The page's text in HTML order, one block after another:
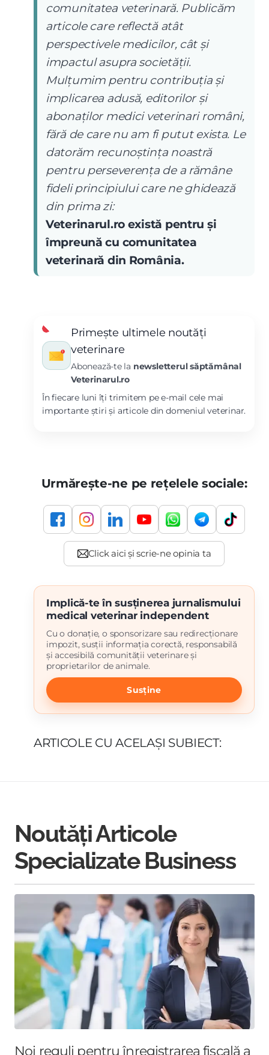
comunitatea veterinară. Publicăm
articole care reflectă atât
perspectivele medicilor, cât și
impactul asupra societății.
Mulțumim pentru contribuția și
implicarea adusă, editorilor și
abonaților medici veterinari români,
fără de care nu am fi putut exista. Le
datorăm recunoștința noastră
pentru perseverența de a rămâne
fideli principiului care ne ghidează
din prima zi:
Veterinarul.ro există pentru și
împreună cu comunitatea
veterinară din România.
Primește ultimele noutăți
veterinare
Abonează-te la newsletterul săptămânal
Veterinarul.ro
În fiecare luni îți trimitem pe e-mail cele mai
importante știri și articole din domeniul veterinar.
Urmărește-ne pe rețelele sociale:
Implică-te în susținerea jurnalismului
medical veterinar independent
Cu o donație, o sponsorizare sau redirecționare
impozit, susții informația corectă, responsabilă
și accesibilă comunității veterinare și
proprietarilor de animale.
Susține
ARTICOLE CU ACELAȘI SUBIECT:
Noutăți Articole
Specializate Business
Noi reguli pentru înregistrarea fiscală a